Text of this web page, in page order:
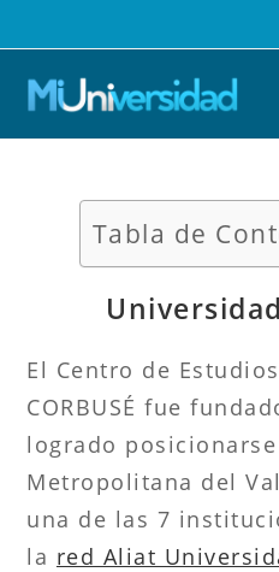
al
contenido
Tabla de
El Centro de
CORBUSÉ fue
logrado
Metropolitana del
una de las 7
la red Aliat